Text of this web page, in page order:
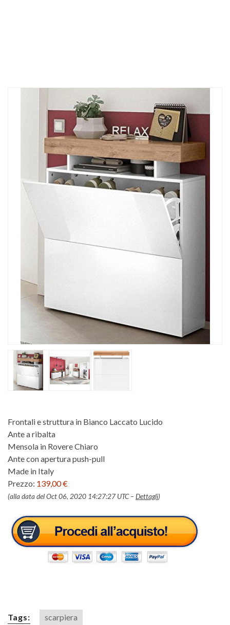
Frontali e struttura in Bianco Laccato Lucido
Ante a ribalta
Mensola in Rovere Chiaro
Ante con apertura push-pull
Made in Italy
Prezzo: 139,00 €
(alla data del Oct 06, 2020 14:27:27 UTC – Dettagli)
Tags: scarpiera